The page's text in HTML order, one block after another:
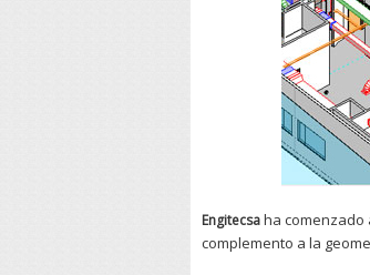
Engitecsaha comenzado
complemento a la